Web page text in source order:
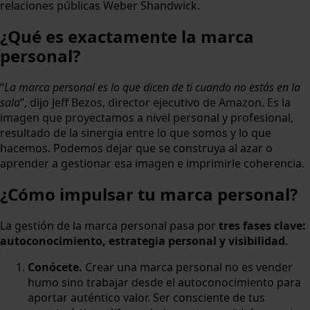
relaciones públicas Weber Shandwick.
¿Qué es exactamente la marca
personal?
“La marca personal es lo que dicen de ti cuando no estás en la
sala”, dijo Jeff Bezos, director ejecutivo de Amazon. Es la
imagen que proyectamos a nivel personal y profesional,
resultado de la sinergia entre lo que somos y lo que
hacemos. Podemos dejar que se construya al azar o
aprender a gestionar esa imagen e imprimirle coherencia.
¿Cómo impulsar tu marca personal?
La gestión de la marca personal pasa por tres fases clave:
autoconocimiento, estrategia personal y visibilidad.
Conócete. Crear una marca personal no es vender
humo sino trabajar desde el autoconocimiento para
aportar auténtico valor. Ser consciente de tus